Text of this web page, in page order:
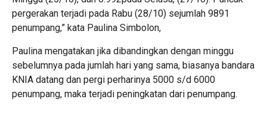
pergerakan terjadi pada Rabu (28/10) sejumlah 9891
penumpang,” kata Paulina Simbolon,
Paulina mengatakan jika dibandingkan dengan minggu
sebelumnya pada jumlah hari yang sama, biasanya bandara
KNIA datang dan pergi perharinya 5000 s/d 6000
penumpang, maka terjadi peningkatan dari penumpang.